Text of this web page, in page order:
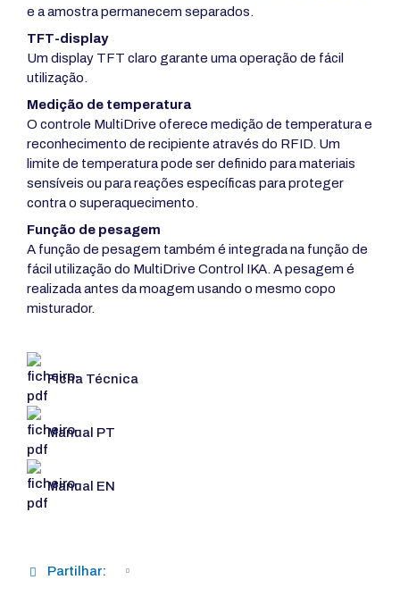
e a amostra permanecem separados.
TFT-display
Um display TFT claro garante uma operação de fácil
utilização.
Medição de temperatura
O controle MultiDrive oferece medição de temperatura e
reconhecimento de recipiente através do RFID. Um
limite de temperatura pode ser definido para materiais
sensíveis ou para reações específicas para proteger
contra o superaquecimento.
Função de pesagem
A função de pesagem também é integrada na função de
fácil utilização do MultiDrive Control IKA. A pesagem é
realizada antes da moagem usando o mesmo copo
misturador.
Ficha Técnica
Manual PT
Manual EN
Partilhar: